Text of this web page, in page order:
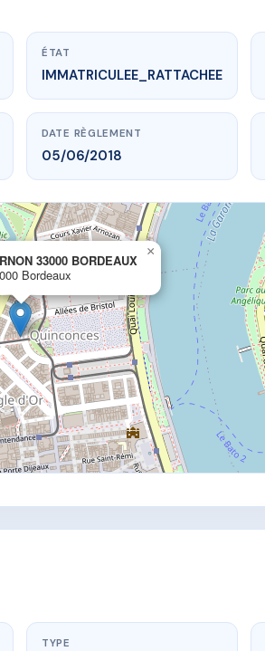
ÉTAT
IMMATRICULEE_RATTACHEE
DATE RÈGLEMENT
05/06/2018
33000 BORDEAUX
Bordeaux
×
TYPE